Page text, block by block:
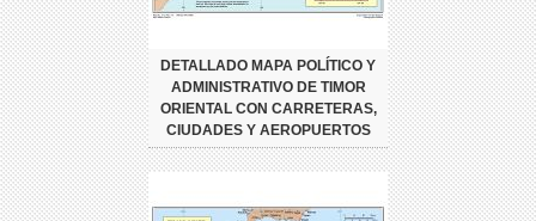
DETALLADO MAPA POLÍTICO Y
ADMINISTRATIVO DE TIMOR
ORIENTAL CON CARRETERAS,
CIUDADES Y AEROPUERTOS